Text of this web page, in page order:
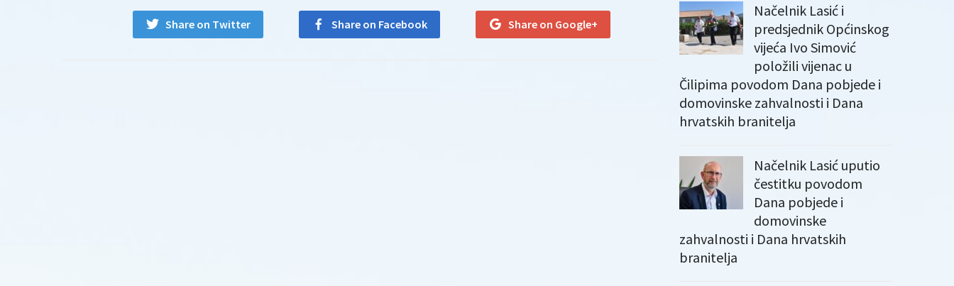
Share on Twitter Share on Facebook Share on Google+
Načelnik Lasić i
predsjednik Općinskog
vijeća Ivo Simović
položili vijenac u
Čilipima povodom Dana pobjede i
domovinske zahvalnosti i Dana
hrvatskih branitelja
Načelnik Lasić uputio
čestitku povodom
Dana pobjede i
domovinske
zahvalnosti i Dana hrvatskih
branitelja